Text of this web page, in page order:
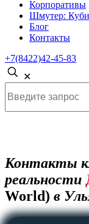
Корпоративы
Шмутер:
Блог
Контакты
+7(8422)42-45-83
✕
Контакты
реальности
World) в